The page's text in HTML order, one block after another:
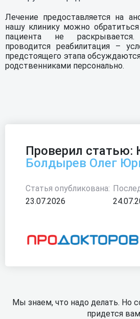
Лечение предоставляется на
нашу клинику можно обратиться
пациента не
проводится реабилитация –
предстоящего этапа
родственниками персонально.
Проверил
Болдырев Олег
Статья опубликована:
23.07.2026
Мы знаем, что надо делать. Но
придется